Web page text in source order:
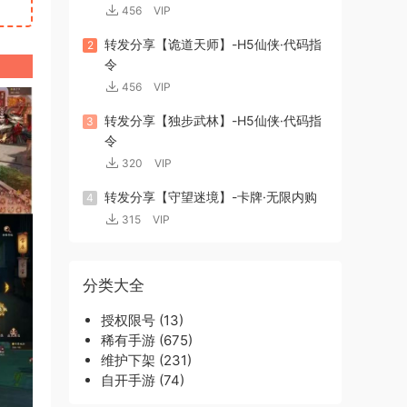
456 VIP
2
转发分享【诡道天师】-H5仙侠·代码指
令
456 VIP
3
转发分享【独步武林】-H5仙侠·代码指
令
320 VIP
4 转发分享【守望迷境】-卡牌·无限内购
315 VIP
分类大全
授权限号 (13)
稀有手游 (675)
维护下架 (231)
自开手游 (74)